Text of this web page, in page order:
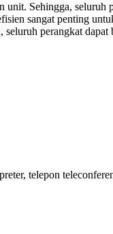
Sehingga, seluruh
sangat penting
perangkat
telepon